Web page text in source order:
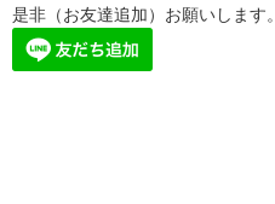
是非（お友達追加）お願いします。